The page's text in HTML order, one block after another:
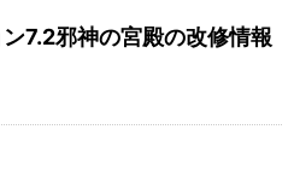
7.2邪神の宮殿の改修情報